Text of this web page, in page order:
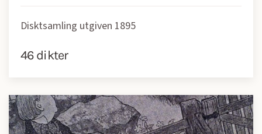
Disktsamling utgiven 1895
46 dikter